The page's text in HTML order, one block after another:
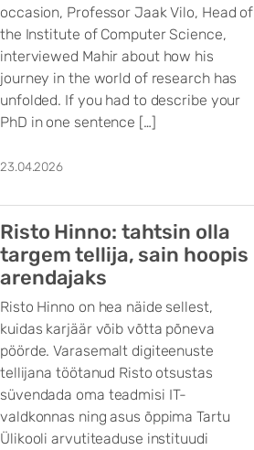
occasion, Professor Jaak Vilo, Head of
the Institute of Computer Science,
interviewed Mahir about how his
journey in the world of research has
unfolded. If you had to describe your
PhD in one sentence […]
23.04.2026
Risto Hinno: tahtsin olla
targem tellija, sain hoopis
arendajaks
Risto Hinno on hea näide sellest,
kuidas karjäär võib võtta põneva
pöörde. Varasemalt digiteenuste
tellijana töötanud Risto otsustas
süvendada oma teadmisi IT-
valdkonnas ning asus õppima Tartu
Ülikooli arvutiteaduse instituudi